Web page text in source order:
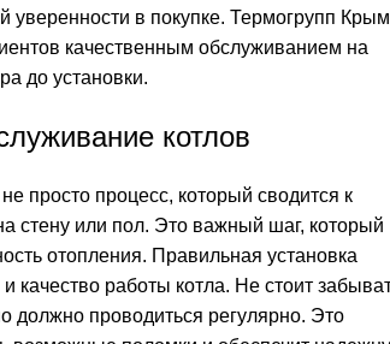
уверенности в покупке. Термогрупп Крым
качественным обслуживанием на
до установки.
котлов
просто процесс, который сводится к
стену или пол. Это важный шаг, который
отопления. Правильная установка
качество работы котла. Не стоит
должно проводиться регулярно. Это